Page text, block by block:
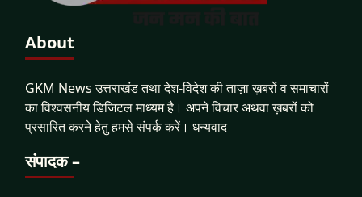
About
GKM News उत्तराखंड तथा देश-विदेश की ताज़ा ख़बरों व समाचारों
का विश्वसनीय डिजिटल माध्यम है। अपने विचार अथवा ख़बरों को
प्रसारित करने हेतु हमसे संपर्क करें। धन्यवाद
संपादक –